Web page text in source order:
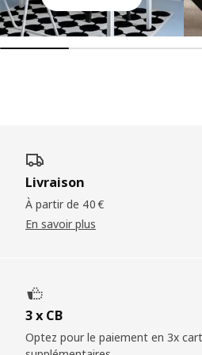
Livraison
À partir de 40 €
En savoir plus
3 x CB
Optez pour le paiement en 3x